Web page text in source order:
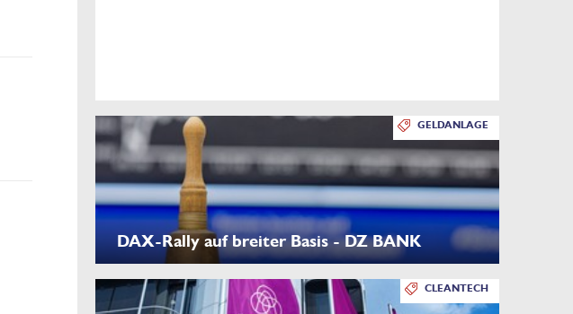
GELDANLAGE
DAX-Rally auf breiter Basis - DZ BANK
CLEANTECH